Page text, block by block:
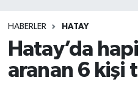
HABERLER HATAY
Hatay’da
aranan 6 kişi
Tüm Manşetler
Son Dakika Haberleri